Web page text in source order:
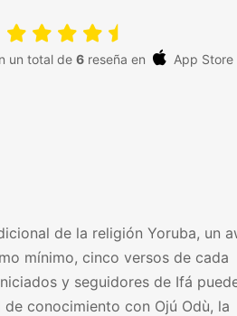
un total de 6reseña en App Store
de la religión Yoruba, un
mínimo, cinco versos de cada
y seguidores de Ifá
conocimiento con Ojú Odù, la